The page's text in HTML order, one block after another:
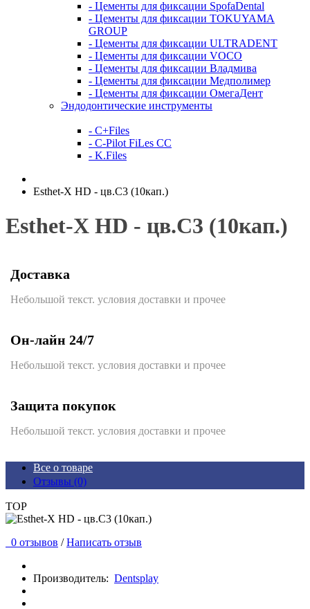
- Цементы для фиксации SpofaDental
- Цементы для фиксации TOKUYAMA
GROUP
- Цементы для фиксации ULTRADENT
- Цементы для фиксации VOCO
- Цементы для фиксации Владмива
- Цементы для фиксации Медполимер
- Цементы для фиксации ОмегаДент
Эндодонтические инструменты
- C+Files
- C-Pilot FiLes CC
- K.Files
Esthet-X HD - цв.С3 (10кап.)
Esthet-X HD - цв.С3 (10кап.)
Доставка
Небольшой текст. условия доставки и прочее
Он-лайн 24/7
Небольшой текст. условия доставки и прочее
Защита покупок
Небольшой текст. условия доставки и прочее
Все о товаре
Отзывы (0)
TOP
0 отзывов / Написать отзыв
Производитель: Dentsplay